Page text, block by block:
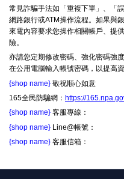
常見詐騙手法如「重複下單」、「
網路銀行或ATM操作流程。如果與
來電內容要求您操作相關帳戶、提
險。
亦請您定期修改密碼、強化密碼強
在公用電腦輸入帳號密碼，以提高資
{shop name} 敬祝順心如意
165全民防騙網： https://
{shop name} 客服專線：
{shop name} Line@帳號：
{shop name} 客服信箱：